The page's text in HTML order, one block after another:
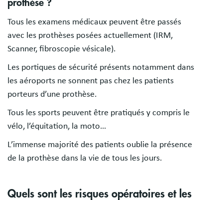
prothèse ?
Tous les examens médicaux peuvent être passés
avec les prothèses posées actuellement (IRM,
Scanner, fibroscopie vésicale).
Les portiques de sécurité présents notamment dans
les aéroports ne sonnent pas chez les patients
porteurs d’une prothèse.
Tous les sports peuvent être pratiqués y compris le
vélo, l’équitation, la moto…
L’immense majorité des patients oublie la présence
de la prothèse dans la vie de tous les jours.
Quels sont les risques opératoires et les